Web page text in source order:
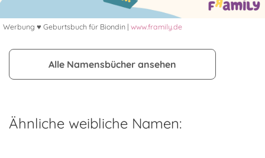
Werbung ♥ Geburtsbuch für Biondin | www.framily.de
Alle Namensbücher ansehen
Ähnliche weibliche Namen: